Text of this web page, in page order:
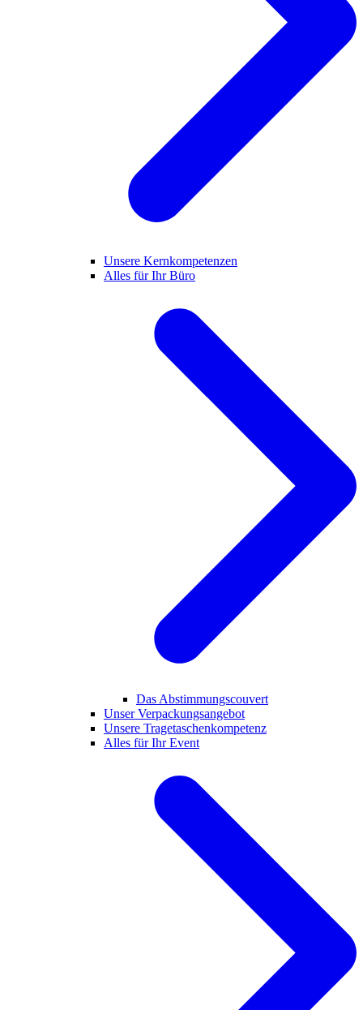
Unsere Kernkompetenzen
Alles für Ihr Büro
Das Abstimmungscouvert
Unser Verpackungsangebot
Unsere Tragetaschenkompetenz
Alles für Ihr Event